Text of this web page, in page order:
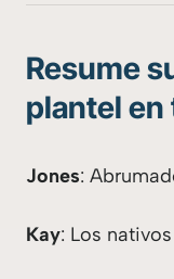
Resume
plantel en
Jones:
Kay: Los